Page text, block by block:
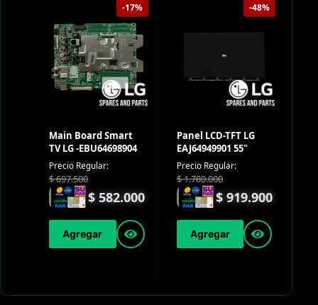
-17%
Main Board Smart
TV LG -EBU64698904
Precio Regular:
$697.500
$ 582.000
Agregar
-48%
Panel LCD-TFT LG
EAJ64949901 55"
Precio Regular:
$1.780.000
$ 919.900
Agregar